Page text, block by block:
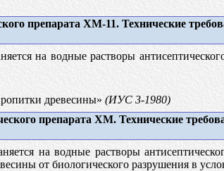
препарата ХМ-11. Технические
на водные растворы
древесины» (ИУС 3-1980)
препарата ХМ. Технические
на водные растворы
от биологического разрушения в